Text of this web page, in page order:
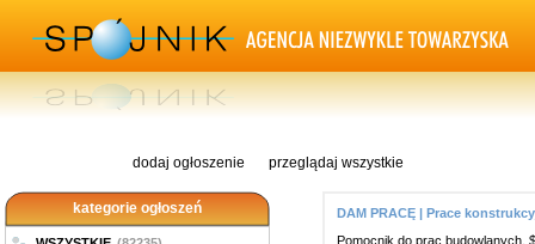
dodaj ogłoszenie przeglądaj wszystkie
kategorie ogłoszeń
DAM PRACĘ | Prace
Pomocnik do prac budowlanych,